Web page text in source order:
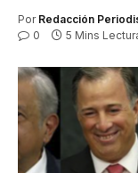
Por Redacción
0 5 Mins